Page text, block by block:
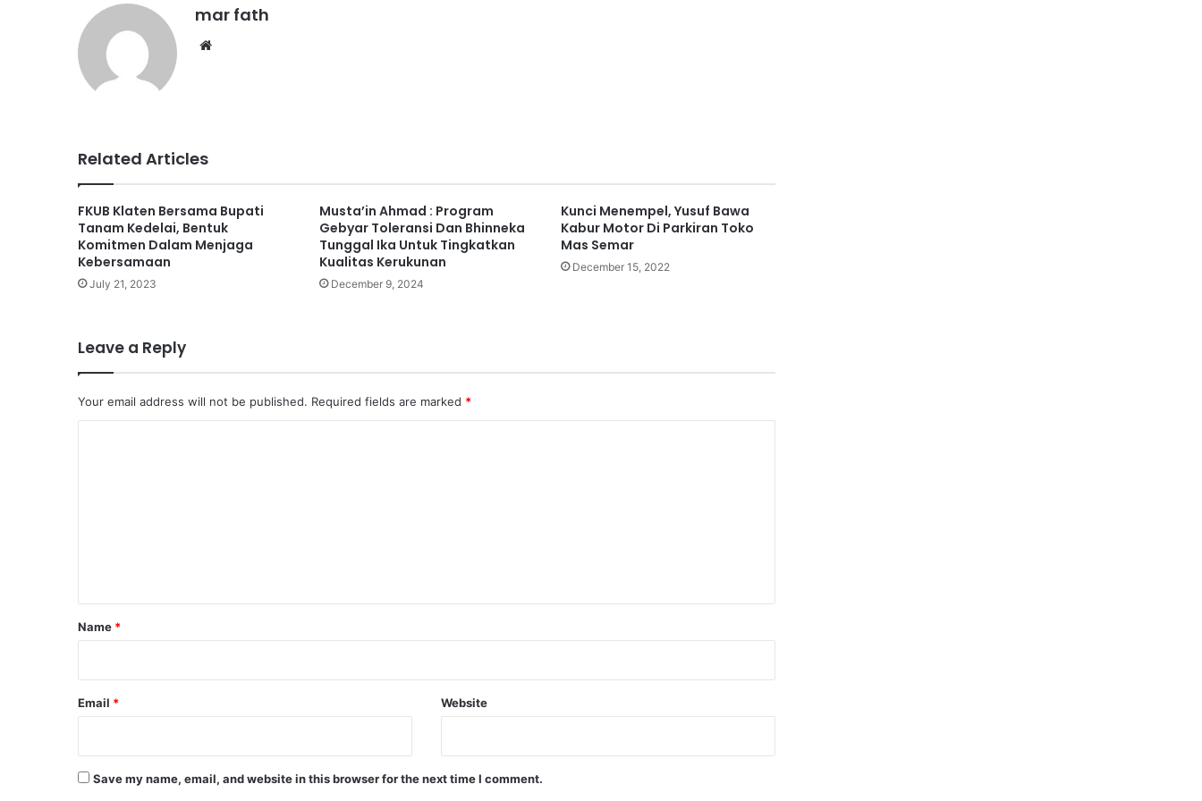
mar fath
Related Articles
FKUB Klaten Bersama Bupati
Tanam Kedelai, Bentuk
Komitmen Dalam Menjaga
Kebersamaan
July 21, 2023
Musta’in Ahmad : Program
Gebyar Toleransi Dan Bhinneka
Tunggal Ika Untuk Tingkatkan
Kualitas Kerukunan
December 9, 2024
Kunci Menempel, Yusuf Bawa
Kabur Motor Di Parkiran Toko
Mas Semar
December 15, 2022
Leave a Reply
Your email address will not be published. Required fields are marked *
Name *
Email * Website
Save my name, email, and website in this browser for the next time I comment.